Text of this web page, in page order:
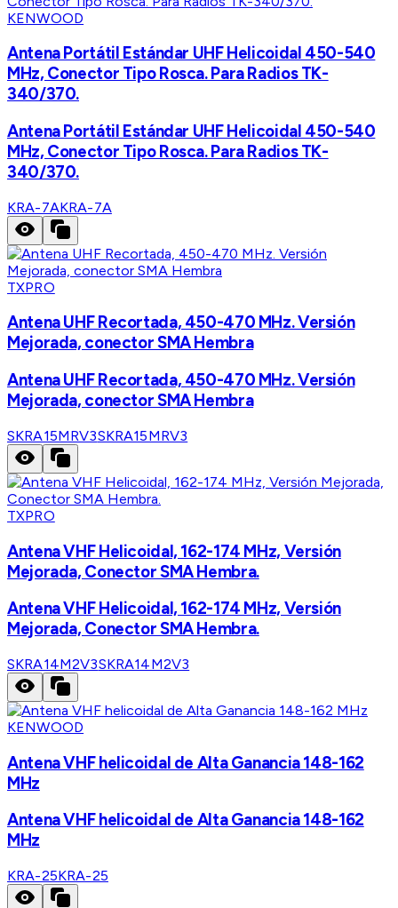
KENWOOD
Antena Portátil Estándar UHF Helicoidal 450-540
MHz, Conector Tipo Rosca. Para Radios TK-
340/370.
Antena Portátil Estándar UHF Helicoidal 450-540
MHz, Conector Tipo Rosca. Para Radios TK-
340/370.
KRA-7AKRA-7A
TXPRO
Antena UHF Recortada, 450-470 MHz. Versión
Mejorada, conector SMA Hembra
Antena UHF Recortada, 450-470 MHz. Versión
Mejorada, conector SMA Hembra
SKRA15MRV3SKRA15MRV3
TXPRO
Antena VHF Helicoidal, 162-174 MHz, Versión
Mejorada, Conector SMA Hembra.
Antena VHF Helicoidal, 162-174 MHz, Versión
Mejorada, Conector SMA Hembra.
SKRA14M2V3SKRA14M2V3
KENWOOD
Antena VHF helicoidal de Alta Ganancia 148-162
MHz
Antena VHF helicoidal de Alta Ganancia 148-162
MHz
KRA-25KRA-25